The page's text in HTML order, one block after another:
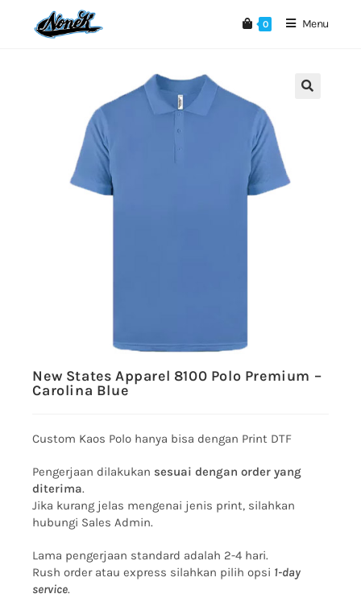
0 Menu
New States Apparel 8100 Polo Premium –
Carolina Blue
Custom Kaos Polo hanya bisa dengan Print DTF
Pengerjaan dilakukan sesuai dengan order yang
diterima.
Jika kurang jelas mengenai jenis print, silahkan
hubungi Sales Admin.
Lama pengerjaan standard adalah 2-4 hari.
Rush order atau express silahkan pilih opsi 1-day
service.